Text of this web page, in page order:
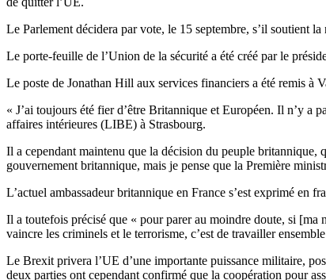
Le Parlement décidera par vote, le 15 septembre, s’il soutient
Le porte-feuille de l’Union de la sécurité a été créé par le
Le poste de Jonathan Hill aux services financiers a été remis à
« J’ai toujours été fier d’être Britannique et Européen. Il n’y a
affaires intérieures (LIBE) à Strasbourg.
Il a cependant maintenu que la décision du peuple britannique,
gouvernement britannique, mais je pense que la Première
L’actuel ambassadeur britannique en France s’est exprimé en
Il a toutefois précisé que « pour parer au moindre doute, si [ma
vaincre les criminels et le terrorisme, c’est de travailler
Le Brexit privera l’UE d’une importante puissance militaire,
deux parties ont cependant confirmé que la coopération pour